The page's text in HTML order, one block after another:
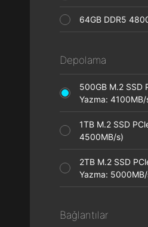
64GB DDR5
Depolama
500GB M.2 SSD
Yazma:
1TB M.2 SSD
4500MB/s)
2TB M.2 SSD
Yazma:
Bağlantılar